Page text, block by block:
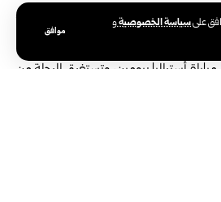
علىسياسة الخصوصيةو
موافق
وأكد نائب رئيس البعثة أن تأهل منتخب مصر للدور الـ 32، يعد إنجازاً
المصري، مبيناً أن بعثة المنتخب
أستراليا بيومين، وتستغرق الرحلة من